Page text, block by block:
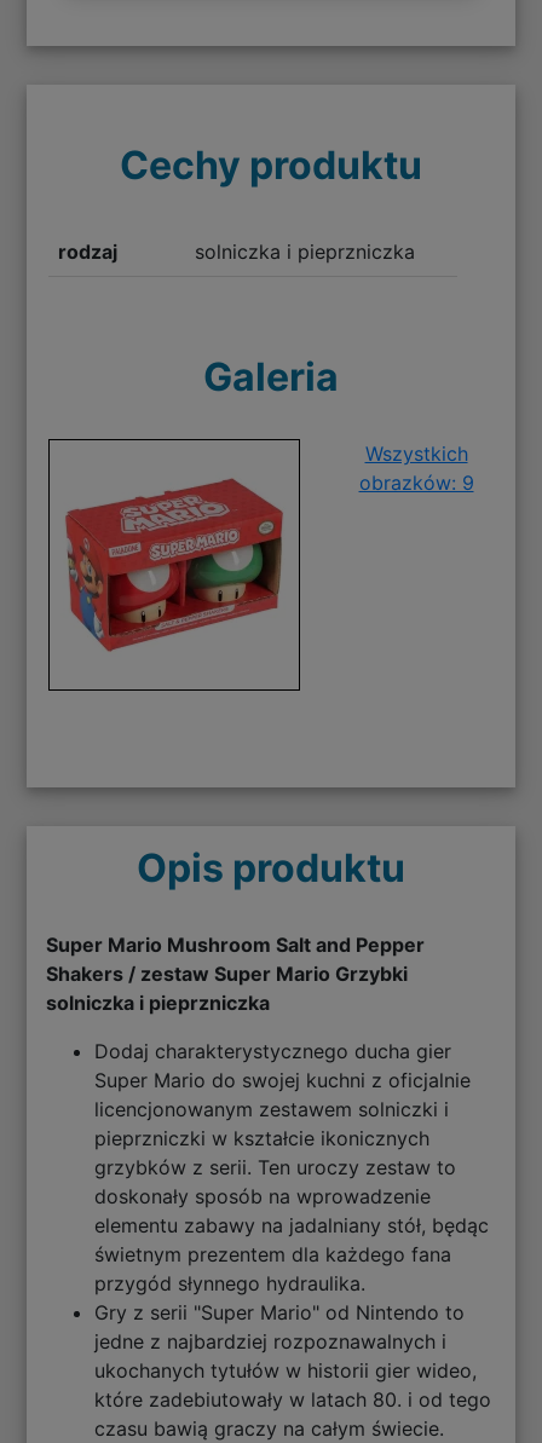
Cechy produktu
rodzaj solniczka i pieprzniczka
Galeria
Wszystkich
obrazków: 9
Opis produktu
Super Mario Mushroom Salt and Pepper
Shakers / zestaw Super Mario Grzybki
solniczka i pieprzniczka
Dodaj charakterystycznego ducha gier
Super Mario do swojej kuchni z oficjalnie
licencjonowanym zestawem solniczki i
pieprzniczki w kształcie ikonicznych
grzybków z serii. Ten uroczy zestaw to
doskonały sposób na wprowadzenie
elementu zabawy na jadalniany stół, będąc
świetnym prezentem dla każdego fana
przygód słynnego hydraulika.
Gry z serii "Super Mario" od Nintendo to
jedne z najbardziej rozpoznawalnych i
ukochanych tytułów w historii gier wideo,
które zadebiutowały w latach 80. i od tego
czasu bawią graczy na całym świecie.